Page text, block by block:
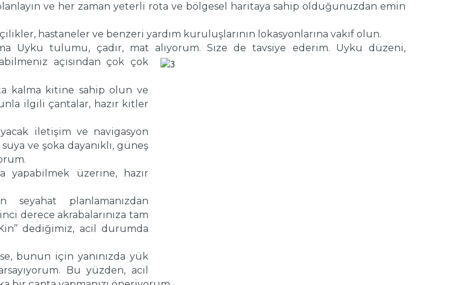
ve her zaman yeterli rota ve bölgesel haritaya sahip olduğunuzdan emin
hastaneler ve benzeri yardım kuruluşlarının lokasyonlarına vakıf olun.
Uyku tulumu, çadır, mat alıyorum. Size de tavsiye ederim. Uyku düzeni,
açısından çok çok
kalma kitine sahip olun ve
ilgili çantalar, hazır kitler
iletişim ve navigasyon
ve şoka dayanıklı, güneş
yapabilmek üzerine, hazır
seyahat planlamanızdan
derece akrabalarınıza tam
dediğimiz, acil durumda
bunun için yanınızda yük
Bu yüzden, acil